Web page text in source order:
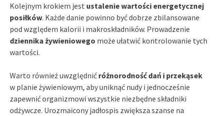
Kolejnym krokiem jest ustalenie wartości energetycznej
posiłków. Każde danie powinno być dobrze zbilansowane
pod względem kalorii i makroskładników. Prowadzenie
dziennika żywieniowego może ułatwić kontrolowanie tych
wartości.
Warto również uwzględnić różnorodność dań i przekąsek
w planie żywieniowym, aby uniknąć nudy i jednocześnie
zapewnić organizmowi wszystkie niezbędne składniki
odżywcze. Urozmaicony jadłospis zwiększa szanse na